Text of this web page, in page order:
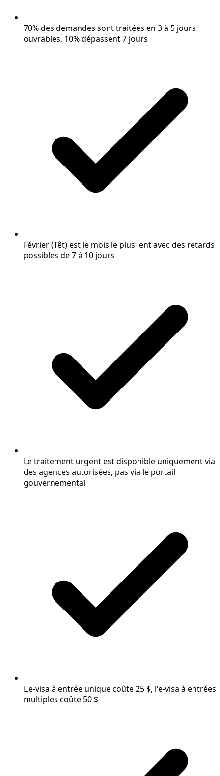
70% des demandes sont traitées en 3 à 5 jours
ouvrables, 10% dépassent 7 jours
Février (Têt) est le mois le plus lent avec des retards
possibles de 7 à 10 jours
Le traitement urgent est disponible uniquement via
des agences autorisées, pas via le portail
gouvernemental
L'e-visa à entrée unique coûte 25 $, l'e-visa à entrées
multiples coûte 50 $